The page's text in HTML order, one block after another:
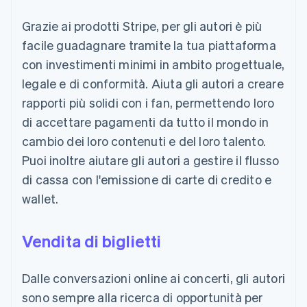
Grazie ai prodotti Stripe, per gli autori è più
facile guadagnare tramite la tua piattaforma
con investimenti minimi in ambito progettuale,
legale e di conformità. Aiuta gli autori a creare
rapporti più solidi con i fan, permettendo loro
di accettare pagamenti da tutto il mondo in
cambio dei loro contenuti e del loro talento.
Puoi inoltre aiutare gli autori a gestire il flusso
di cassa con l'emissione di carte di credito e
wallet.
Vendita di biglietti
Dalle conversazioni online ai concerti, gli autori
sono sempre alla ricerca di opportunità per